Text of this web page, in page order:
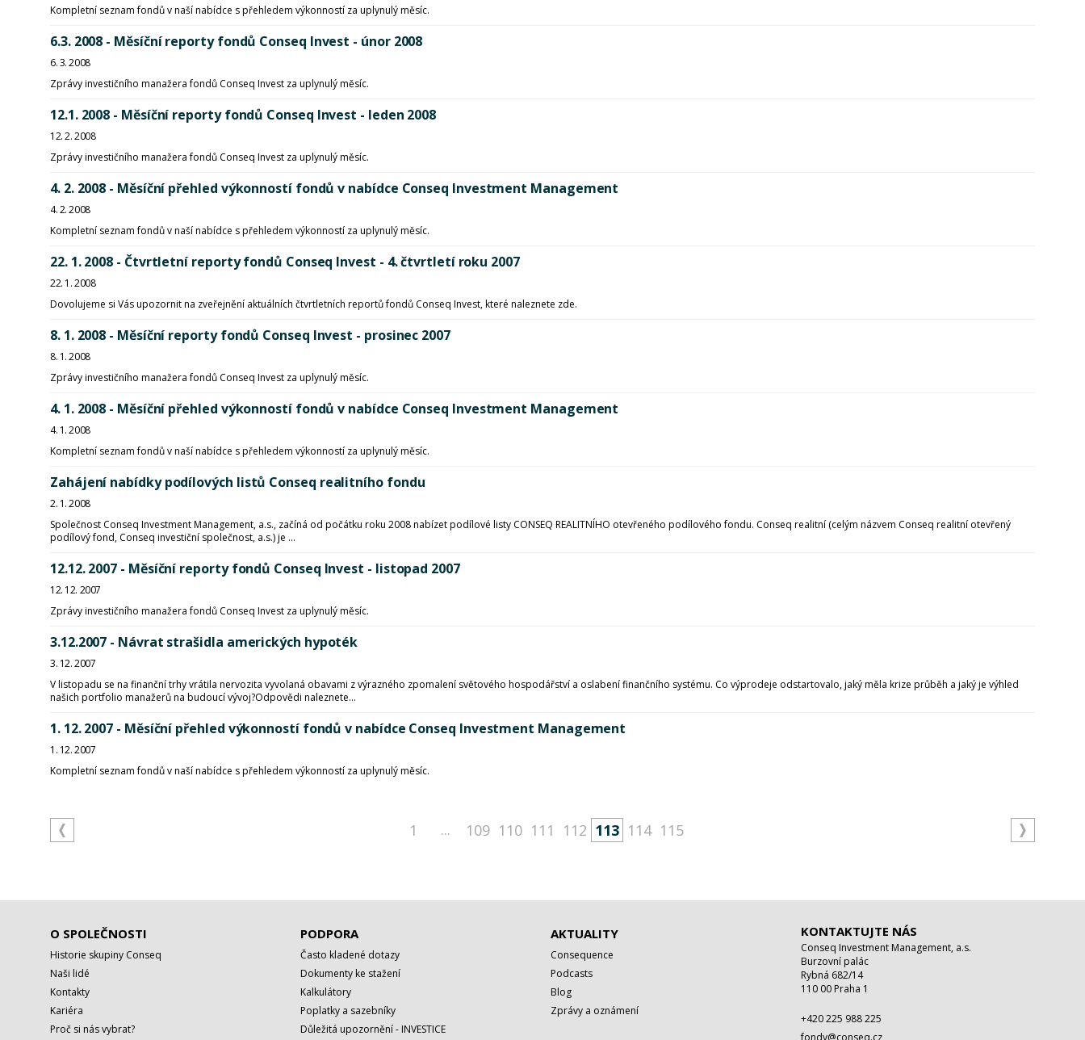
Kompletní seznam fondů v naší nabídce s přehledem výkonností za uplynulý měsíc.
6.3. 2008 - Měsíční reporty fondů Conseq Invest - únor 2008
6. 3. 2008
Zprávy investičního manažera fondů Conseq Invest za uplynulý měsíc.
12.1. 2008 - Měsíční reporty fondů Conseq Invest - leden 2008
12. 2. 2008
Zprávy investičního manažera fondů Conseq Invest za uplynulý měsíc.
4. 2. 2008 - Měsíční přehled výkonností fondů v nabídce Conseq Investment Management
4. 2. 2008
Kompletní seznam fondů v naší nabídce s přehledem výkonností za uplynulý měsíc.
22. 1. 2008 - Čtvrtletní reporty fondů Conseq Invest - 4. čtvrtletí roku 2007
22. 1. 2008
Dovolujeme si Vás upozornit na zveřejnění aktuálních čtvrtletních reportů fondů Conseq Invest, které naleznete zde.
8. 1. 2008 - Měsíční reporty fondů Conseq Invest - prosinec 2007
8. 1. 2008
Zprávy investičního manažera fondů Conseq Invest za uplynulý měsíc.
4. 1. 2008 - Měsíční přehled výkonností fondů v nabídce Conseq Investment Management
4. 1. 2008
Kompletní seznam fondů v naší nabídce s přehledem výkonností za uplynulý měsíc.
Zahájení nabídky podílových listů Conseq realitního fondu
2. 1. 2008
Společnost Conseq Investment Management, a.s., začíná od počátku roku 2008 nabízet podílové listy CONSEQ REALITNÍHO otevřeného podílového fondu. Conseq realitní (celým názvem Conseq realitní otevřený
podílový fond, Conseq investiční společnost, a.s.) je ...
12.12. 2007 - Měsíční reporty fondů Conseq Invest - listopad 2007
12. 12. 2007
Zprávy investičního manažera fondů Conseq Invest za uplynulý měsíc.
3.12.2007 - Návrat strašidla amerických hypoték
3. 12. 2007
V listopadu se na finanční trhy vrátila nervozita vyvolaná obavami z výrazného zpomalení světového hospodářství a oslabení finančního systému. Co výprodeje odstartovalo, jaký měla krize průběh a jaký je výhled
našich portfolio manažerů na budoucí vývoj?Odpovědi naleznete...
1. 12. 2007 - Měsíční přehled výkonností fondů v nabídce Conseq Investment Management
1. 12. 2007
Kompletní seznam fondů v naší nabídce s přehledem výkonností za uplynulý měsíc.
1 ... 109 110 111 112 113 114 115
O SPOLEČNOSTI
Historie skupiny Conseq
Naši lidé
Kontakty
Kariéra
Proč si nás vybrat?
PODPORA
Často kladené dotazy
Dokumenty ke stažení
Kalkulátory
Poplatky a sazebníky
Důležitá upozornění - INVESTICE
AKTUALITY
Consequence
Podcasts
Blog
Zprávy a oznámení
KONTAKTUJTE NÁS
Conseq Investment Management, a.s.
Burzovní palác
Rybná 682/14
110 00 Praha 1
+420 225 988 225
fondy@conseq.cz